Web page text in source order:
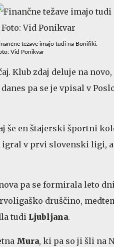
težave imajo tudi na Bonifiki.
Vid Ponikvar
Klub zdaj deluje na novo,
pa se je vpisal v
še en štajerski športni
igral v prvi slovenski ligi,
pa se formirala leto
druščino,
tudi Ljubljana.
Mura, ki pa so ji šli na